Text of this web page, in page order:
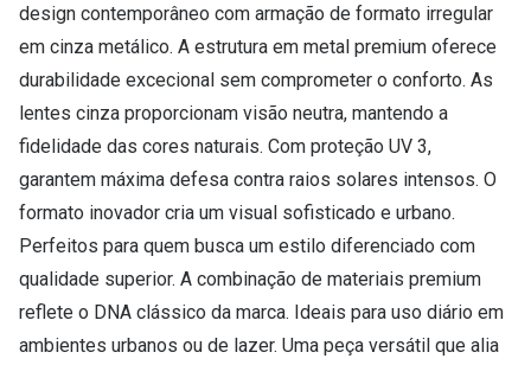
Lifestyle
Saiba mais sobre as suas marcas favoritas
design contemporâneo com armação de formato irregular
em cinza metálico. A estrutura em metal premium oferece
durabilidade excecional sem comprometer o conforto. As
lentes cinza proporcionam visão neutra, mantendo a
fidelidade das cores naturais. Com proteção UV 3,
garantem máxima defesa contra raios solares intensos. O
formato inovador cria um visual sofisticado e urbano.
Perfeitos para quem busca um estilo diferenciado com
qualidade superior. A combinação de materiais premium
reflete o DNA clássico da marca. Ideais para uso diário em
ambientes urbanos ou de lazer. Uma peça versátil que alia